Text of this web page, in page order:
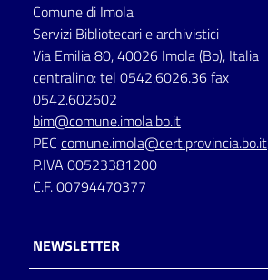
Comune di Imola
Servizi Bibliotecari e archivistici
Via Emilia 80, 40026 Imola (Bo), Italia
centralino: tel 0542.6026.36 fax
0542.602602
bim@comune.imola.bo.it
PEC comune.imola@cert.provincia.bo.it
P.IVA 00523381200
C.F. 00794470377
NEWSLETTER